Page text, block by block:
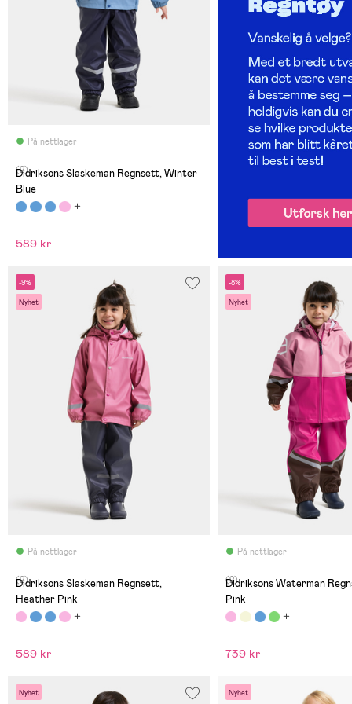
På nettlager
(2)
Didriksons Slaskeman Regnsett, Winter
Blue
589 kr
-9%
Nyhet
På nettlager
(2)
Didriksons Slaskeman Regnsett,
Heather Pink
589 kr
-8%
Nyhet
På nettlager
(2)
Didriksons Waterman
Pink
739 kr
Nyhet Nyhet